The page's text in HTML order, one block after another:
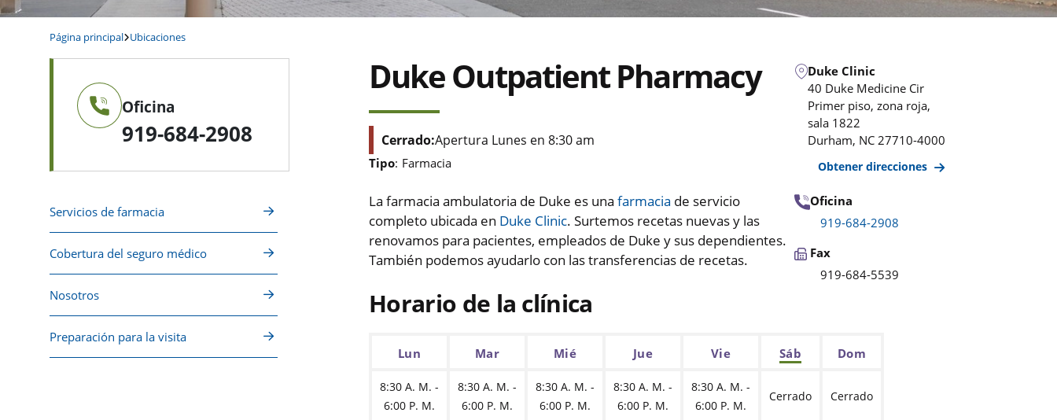
Página principal Ubicaciones
Oficina
919-684-2908
Servicios de farmacia
Cobertura del seguro médico
Nosotros
Preparación para la visita
Duke Outpatient Pharmacy
Cerrado:Apertura Lunes en 8:30 am
Tipo: Farmacia
La farmacia ambulatoria de Duke es una farmacia de servicio
completo ubicada en Duke Clinic. Surtemos recetas nuevas y las
renovamos para pacientes, empleados de Duke y sus dependientes.
También podemos ayudarlo con las transferencias de recetas.
Horario de la clínica
Lun Mar Mié Jue Vie Sáb Dom
8:30 A. M. -
6:00 P. M.
8:30 A. M. -
6:00 P. M.
8:30 A. M. -
6:00 P. M.
8:30 A. M. -
6:00 P. M.
8:30 A. M. -
6:00 P. M.
Cerrado Cerrado
Duke Clinic
40 Duke Medicine Cir
Primer piso, zona roja,
sala 1822
Durham, NC 27710-4000
Obtener direcciones
Oficina
919-684-2908
Fax
919-684-5539